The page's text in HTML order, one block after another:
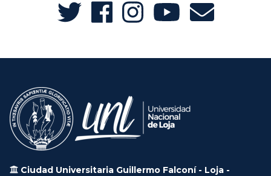
Ciudad Universitaria Guillermo Falconí - Loja -